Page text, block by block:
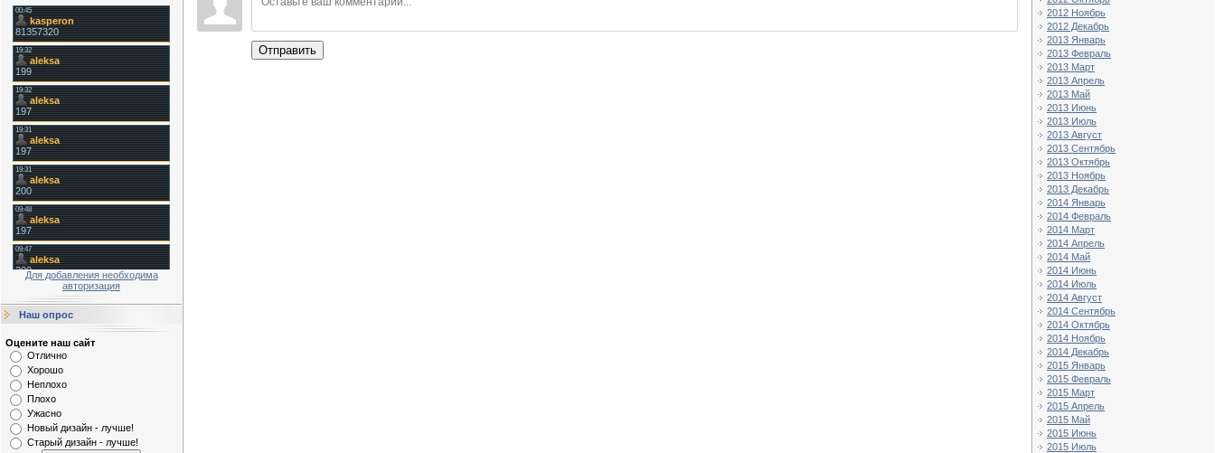
Для добавления необходима
авторизация
Наш опрос
Оцените наш сайт
Отлично
Хорошо
Неплохо
Плохо
Ужасно
Новый дизайн - лучше!
Старый дизайн - лучше!
Отправить
2012 Ноябрь
2012 Декабрь
2013 Январь
2013 Февраль
2013 Март
2013 Апрель
2013 Май
2013 Июнь
2013 Июль
2013 Август
2013 Сентябрь
2013 Октябрь
2013 Ноябрь
2013 Декабрь
2014 Январь
2014 Февраль
2014 Март
2014 Апрель
2014 Май
2014 Июнь
2014 Июль
2014 Август
2014 Сентябрь
2014 Октябрь
2014 Ноябрь
2014 Декабрь
2015 Январь
2015 Февраль
2015 Март
2015 Апрель
2015 Май
2015 Июнь
2015 Июль